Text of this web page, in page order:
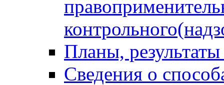
Планы,
Сведения о